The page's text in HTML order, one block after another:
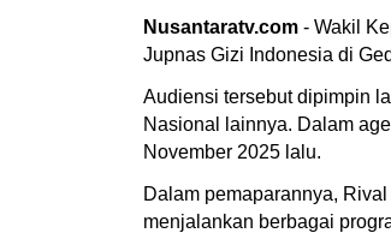
Nusantaratv.com - Wakil
Jupnas Gizi Indonesia di
Audiensi tersebut dipimpin
Nasional lainnya. Dalam
November 2025 lalu.
Dalam pemaparannya,
menjalankan berbagai